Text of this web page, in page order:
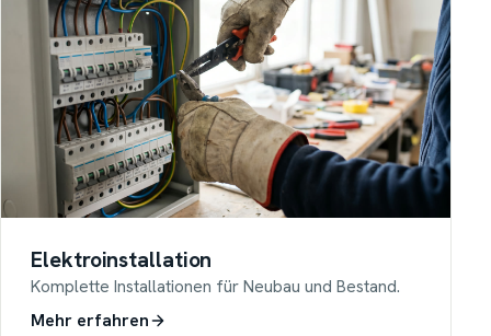
Elektroinstallation
Komplette Installationen für Neubau und Bestand.
Mehr erfahren